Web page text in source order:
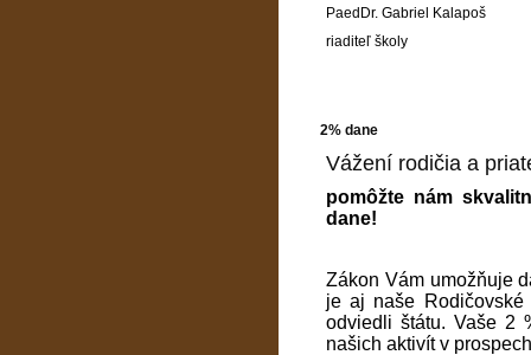
PaedDr. Gabriel Kalapoš
riaditeľ školy
2% dane
Vážení rodičia a
pomôžte nám
dane!
Zákon Vám umožňuje
je aj naše
odviedli štátu. Vaše 2
našich aktivít v